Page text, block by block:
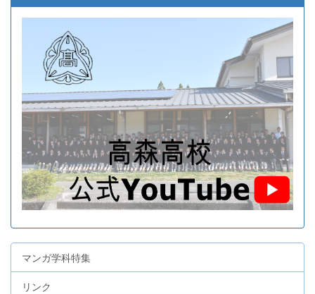
マンガ学科特集
リンク